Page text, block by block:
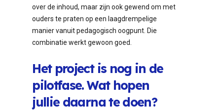
over de inhoud, maar zijn ook gewend om met
ouders te praten op een laagdrempelige
manier vanuit pedagogisch oogpunt. Die
combinatie werkt gewoon goed.
Het project is nog in de
pilotfase. Wat hopen
jullie daarna te doen?